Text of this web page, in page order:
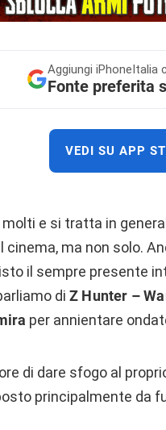
Aggiungi iPhoneItalia
Fonte preferita
VEDI SU APP
e si tratta in
cinema, ma non solo.
il sempre presente
di Z Hunter –
per annientare
di dare sfogo al
principalmente da